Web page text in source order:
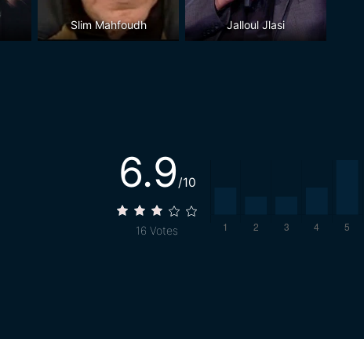
Slim Mahfoudh Jalloul Jlasi
6.9 /10
16 Votes